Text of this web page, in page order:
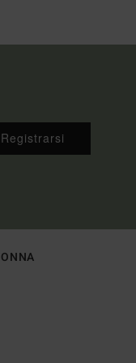
Registrarsi